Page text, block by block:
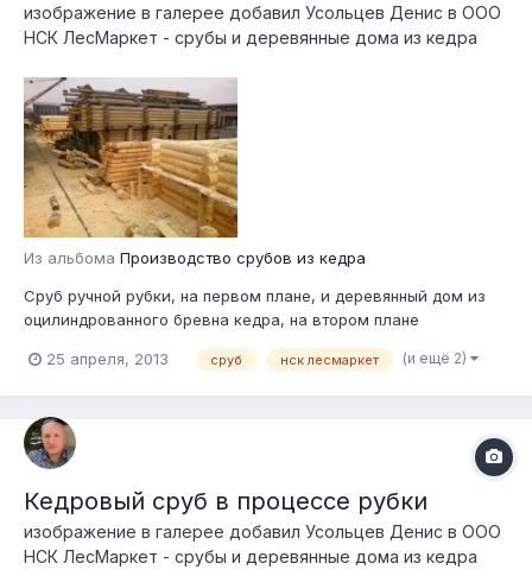
изображение в галерее добавил Усольцев Денис в ООО
НСК ЛесМаркет - срубы и деревянные дома из кедра
Из альбома Производство срубов из кедра
Сруб ручной рубки, на первом плане, и деревянный дом из
оцилиндрованного бревна кедра, на втором плане
25 апреля, 2013 сруб нск лесмаркет (и ещё 2)
Кедровый сруб в процессе рубки
изображение в галерее добавил Усольцев Денис в ООО
НСК ЛесМаркет - срубы и деревянные дома из кедра